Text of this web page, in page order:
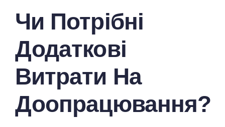
Чи Потрібні
Додаткові
Витрати На
Доопрацювання?